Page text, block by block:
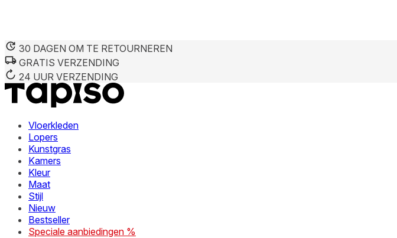
30 DAGEN OM TE RETOURNEREN
GRATIS VERZENDING
24 UUR VERZENDING
Vloerkleden
Lopers
Kunstgras
Kamers
Kleur
Maat
Stijl
Nieuw
Bestseller
Speciale aanbiedingen %